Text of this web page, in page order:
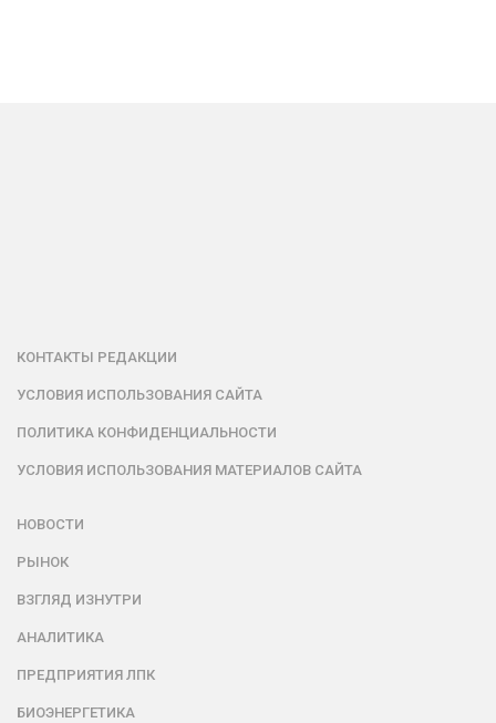
КОНТАКТЫ РЕДАКЦИИ
УСЛОВИЯ ИСПОЛЬЗОВАНИЯ САЙТА
ПОЛИТИКА КОНФИДЕНЦИАЛЬНОСТИ
УСЛОВИЯ ИСПОЛЬЗОВАНИЯ МАТЕРИАЛОВ САЙТА
НОВОСТИ
РЫНОК
ВЗГЛЯД ИЗНУТРИ
АНАЛИТИКА
ПРЕДПРИЯТИЯ ЛПК
БИОЭНЕРГЕТИКА